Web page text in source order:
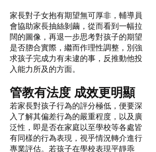
家長對子女抱有期望無可厚非，輔導員
會協助家長抽絲剝繭，從而看到一幅拉
闊的圖像，再退一步思考對孩子的期望
是否脗合實際，繼而作理性調整，別強
求孩子完成力有未逮的事，反推動他投
入能力所及的方面。
管教有法度 成效更明顯
若家長對孩子行為的評分極低，便要深
入了解其偏差行為的嚴重程度，以及廣
泛性，即是否在家庭以至學校等各處皆
有同樣的行為表現，視乎情況轉介進行
專業評估。若孩子在學校表現平靜乖